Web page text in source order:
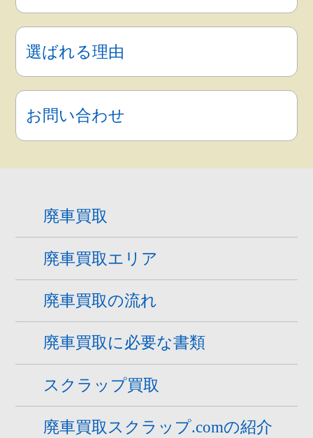
廃車買取スクラップ.comの紹
介
選ばれる理由
廃車買取
廃車買取エリア
廃車買取の流れ
廃車買取に必要な書類